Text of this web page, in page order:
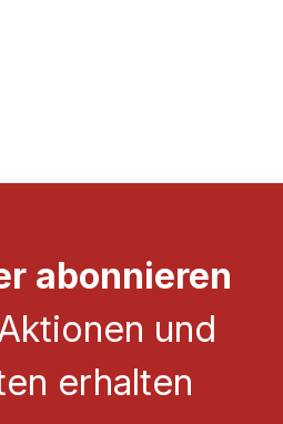
abonnieren
und
erhalten